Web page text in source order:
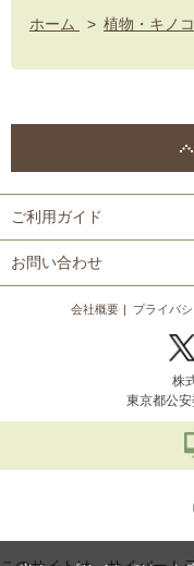
ホーム > 植物・キノコ
ご利用ガイド
お問い合わせ
会社概要 プライバ
株
東京都公